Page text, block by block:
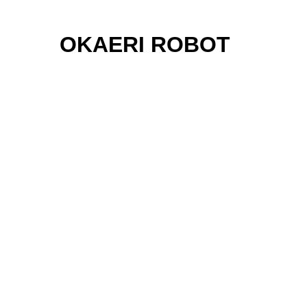
OKAERI ROBOT